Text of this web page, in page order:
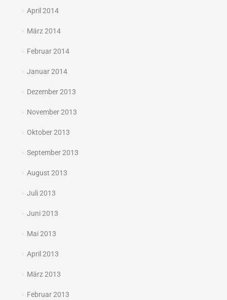
April 2014
März 2014
Februar 2014
Januar 2014
Dezember 2013
November 2013
Oktober 2013
September 2013
August 2013
Juli 2013
Juni 2013
Mai 2013
April 2013
März 2013
Februar 2013